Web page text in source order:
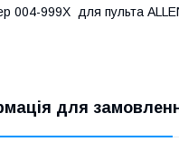
004-999X для пульта
для